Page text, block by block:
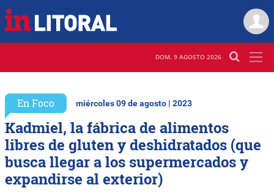
DOM. 9 AGOSTO 2026
En Foco miércoles 09 de agosto | 2023
Kadmiel, la fábrica de alimentos
libres de gluten y deshidratados (que
busca llegar a los supermercados y
expandirse al exterior)